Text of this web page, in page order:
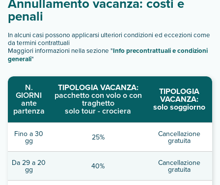
penali
In alcuni casi possono applicarsi ulteriori condizioni ed eccezioni come
da termini contrattuali
Maggiori informazioni nella sezione "Info precontrattuali e condizioni
generali"
N.
GIORNI
ante
partenza
TIPOLOGIA VACANZA:
pacchetto con volo o con
traghetto
solo tour - crociera
TIPOLOGIA
VACANZA:
solo soggiorno
Fino a 30
gg 25% Cancellazione
gratuita
Da 29 a 20
gg 40% Cancellazione
gratuita